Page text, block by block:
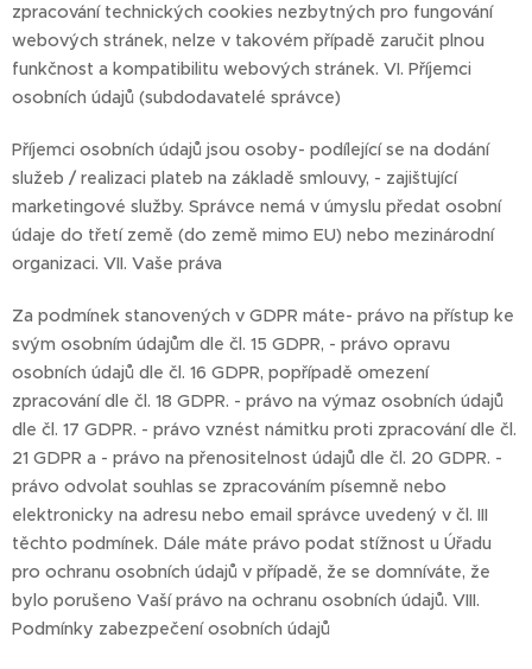
zpracování technických cookies nezbytných pro fungování
webových stránek, nelze v takovém případě zaručit plnou
funkčnost a kompatibilitu webových stránek. VI. Příjemci
osobních údajů (subdodavatelé správce)
Příjemci osobních údajů jsou osoby- podílející se na dodání
služeb / realizaci plateb na základě smlouvy, - zajišťující
marketingové služby. Správce nemá v úmyslu předat osobní
údaje do třetí země (do země mimo EU) nebo mezinárodní
organizaci. VII. Vaše práva
Za podmínek stanovených v GDPR máte- právo na přístup ke
svým osobním údajům dle čl. 15 GDPR, - právo opravu
osobních údajů dle čl. 16 GDPR, popřípadě omezení
zpracování dle čl. 18 GDPR. - právo na výmaz osobních údajů
dle čl. 17 GDPR. - právo vznést námitku proti zpracování dle čl.
21 GDPR a - právo na přenositelnost údajů dle čl. 20 GDPR. -
právo odvolat souhlas se zpracováním písemně nebo
elektronicky na adresu nebo email správce uvedený v čl. III
těchto podmínek. Dále máte právo podat stížnost u Úřadu
pro ochranu osobních údajů v případě, že se domníváte, že
bylo porušeno Vaší právo na ochranu osobních údajů. VIII.
Podmínky zabezpečení osobních údajů